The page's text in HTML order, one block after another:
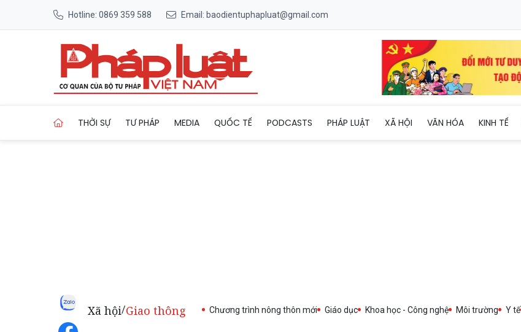
Hotline: 0869 359 588 Email: baodientuphapluat@gmail.com
THỜI SỰ TƯ PHÁP MEDIA QUỐC TẾ PODCASTS PHÁP LUẬT XÃ HỘI VĂN HÓA KINH TẾ
Xã hội/Giao thông Chương trình nông thôn mới Giáo dục Khoa học - Công nghệ Môi trường Y tế